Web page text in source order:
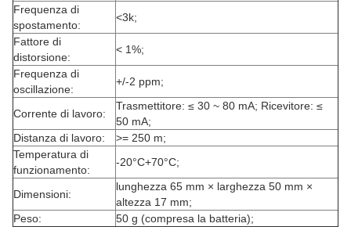
Frequenza di
spostamento:
<3k;
Fattore di
distorsione:
< 1%;
Frequenza di
oscillazione:
+/-2 ppm;
Corrente di lavoro:
Trasmettitore: ≤ 30 ~ 80 mA; Ricevitore: ≤
50 mA;
Distanza di lavoro:
>= 250 m;
Temperatura di
funzionamento:
-20°C+70°C;
Dimensioni:
lunghezza 65 mm × larghezza 50 mm ×
altezza 17 mm;
Peso:
50 g (compresa la batteria);